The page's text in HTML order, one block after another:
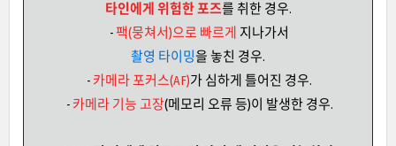
타인에게 위험한 포즈를 취한 경우.
-팩(뭉쳐서)으로 빠르게 지나가서
촬영 타이밍을 놓친 경우.
- 카메라 포커스(AF)가 심하게 틀어진 경우.
- 카메라 기능 고장(메모리 오류 등)이 발생한 경우.